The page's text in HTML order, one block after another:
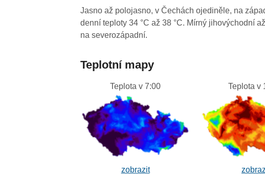
Jasno až polojasno, v Čechách ojediněle, na
denní teploty 34 °C až 38 °C. Mírný jihovýchodní
na severozápadní.
Teplotní mapy
Teplota v 7:00
zobrazit
Teplota v